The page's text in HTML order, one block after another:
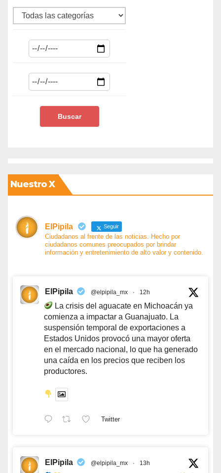
Nuestro X
ElPipila Seguir
Ciudadanos al frente de las noticias. Hecho por
ciudadanos comunes preocupados por brindar
información y entretenimiento de alto valor y contenido.
ElPipila @elpipila_mx · 12h
La crisis del aguacate en Michoacán ya
comienza a impactar a Guanajuato. La
suspensión temporal de exportaciones a
Estados Unidos provocó una mayor oferta
en el mercado nacional, lo que ha generado
una caída en los precios que reciben los
productores.
Twitter
ElPipila @elpipila_mx · 13h